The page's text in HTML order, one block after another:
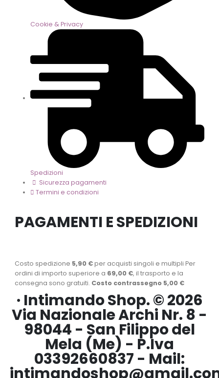
Cookie & Privacy
Spedizioni
Sicurezza pagamenti
Termini e condizioni
PAGAMENTI E SPEDIZIONI
Costo spedizione 5,90 €per acquisti singoli e multipli Per
ordini di importo superiore a 69,00 €, il trasporto e la
consegna sono gratuiti. Costo contrassegno 5,00 €
· Intimando Shop. © 2026
Via Nazionale Archi Nr. 8 -
98044 - San Filippo del
Mela (Me) - P.Iva
03392660837 - Mail: